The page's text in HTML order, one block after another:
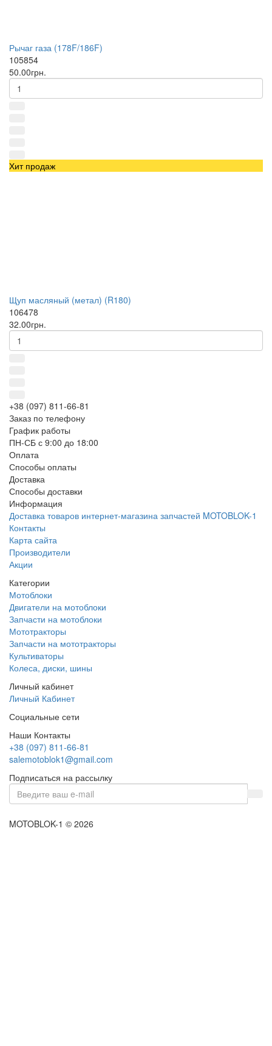
Рычаг газа (178F/186F)
105854
50.00грн.
Хит продаж
Щуп масляный (метал) (R180)
106478
32.00грн.
+38 (097) 811-66-81
Заказ по телефону
График работы
ПН-СБ с 9:00 до 18:00
Оплата
Способы оплаты
Доставка
Способы доставки
Информация
Доставка товаров интернет-магазина запчастей MOTOBLOK-1
Контакты
Карта сайта
Производители
Акции
Категории
Мотоблоки
Двигатели на мотоблоки
Запчасти на мотоблоки
Мототракторы
Запчасти на мототракторы
Культиваторы
Колеса, диски, шины
Личный кабинет
Личный Кабинет
Социальные сети
Наши Контакты
+38 (097) 811-66-81
salemotoblok1@gmail.com
Подписаться на рассылку
MOTOBLOK-1 © 2026